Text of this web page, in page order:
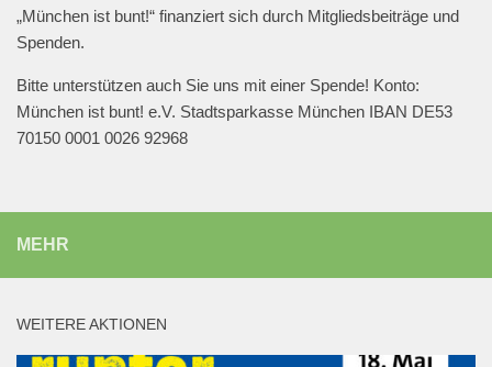
„München ist bunt!“ finanziert sich durch Mitgliedsbeiträge und
Spenden.
Bitte unterstützen auch Sie uns mit einer Spende! Konto:
München ist bunt! e.V. Stadtsparkasse München IBAN DE53
70150 0001 0026 92968
MEHR
WEITERE AKTIONEN